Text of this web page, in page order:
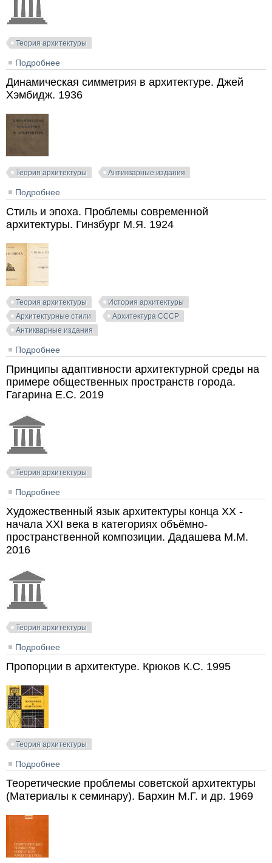
Теория архитектуры
Подробнее
Динамическая симметрия в архитектуре. Джей
Хэмбидж. 1936
Теория архитектуры Антикварные издания
Подробнее
Стиль и эпоха. Проблемы современной
архитектуры. Гинзбург М.Я. 1924
Теория архитектуры
История архитектуры
Архитектурные стили
Архитектура СССР
Антикварные издания
Подробнее
Принципы адаптивности архитектурной среды на
примере общественных пространств города.
Гагарина Е.С. 2019
Теория архитектуры
Подробнее
примере общественных пространств города.
Гагарина Е.С. 2019
Художественный язык архитектуры конца XX -
начала XXI века в категориях объёмно-
пространственной композиции. Дадашева М.М.
2016
Теория архитектуры
Подробнее
пространственной композиции. Дадашева М.М.
Пропорции в архитектуре. Крюков К.С. 1995
Теория архитектуры
Подробнее
Теоретические проблемы советской архитектуры
(Материалы к семинару). Бархин М.Г. и др. 1969